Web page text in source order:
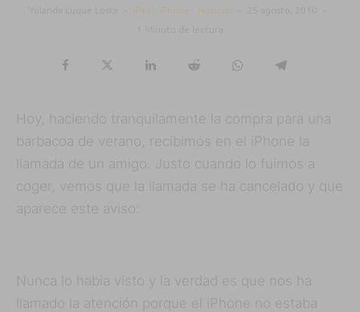
iPad iPhone Noticias
Hoy, haciendo tranquilamente la compra para una
barbacoa de verano, recibimos en el iPhone la
llamada de un amigo. Justo cuando lo fuimos a
coger, vemos que la llamada se ha cancelado y que
aparece este aviso:
Nunca lo habia visto y la verdad es que nos ha
llamado la atención porque el iPhone no estaba